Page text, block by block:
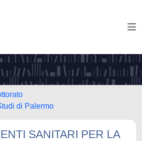
di Palermo
SANITARI PER LA